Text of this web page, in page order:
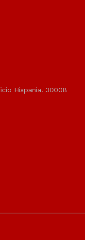
Hispania. 30008